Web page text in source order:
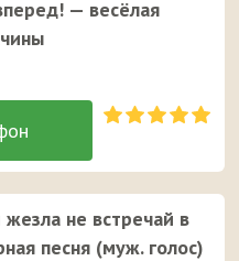
— весёлая
жезла не встречай в
песня (муж. голос)